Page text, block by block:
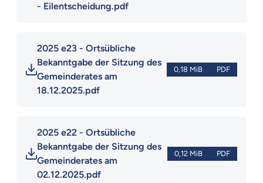
- Eilentscheidung.pdf
2025 e23 - Ortsübliche
Bekanntgabe der Sitzung des
Gemeinderates am
18.12.2025.pdf
0,18 MiB PDF
2025 e22 - Ortsübliche
Bekanntgabe der Sitzung des
Gemeinderates am
02.12.2025.pdf
0,12 MiB PDF